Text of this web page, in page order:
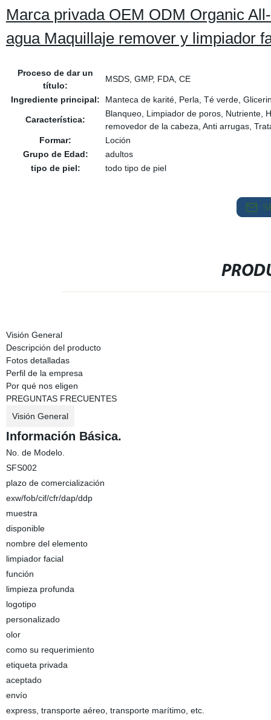
Marca privada OEM ODM Organic
agua Maquillaje remover y limpiador
Proceso de dar un
título:
MSDS, GMP, FDA, CE
Ingrediente principal: Manteca de karité, Perla, Té verde,
Característica:
Blanqueo, Limpiador de poros, Nutriente,
removedor de la cabeza, Anti arrugas,
Formar:
Loción
Grupo de Edad:
adultos
tipo de piel:
todo tipo de piel
Visión General
Descripción del producto
Fotos detalladas
Perfil de la empresa
Por qué nos eligen
PREGUNTAS FRECUENTES
Visión General
Información Básica.
No. de Modelo.
SFS002
plazo de comercialización
exw/fob/cif/cfr/dap/ddp
muestra
disponible
nombre del elemento
limpiador facial
función
limpieza profunda
logotipo
personalizado
olor
como su requerimiento
etiqueta privada
aceptado
envío
express, transporte aéreo, transporte marítimo, etc.